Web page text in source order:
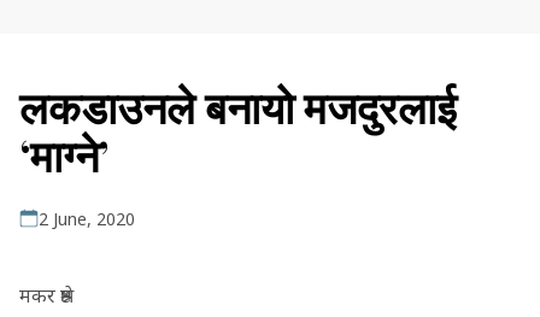
लकडाउनले बनायो मजदुरलाई
‘माग्‍ने’
2 June, 2020
मकर श्रेष्ठ